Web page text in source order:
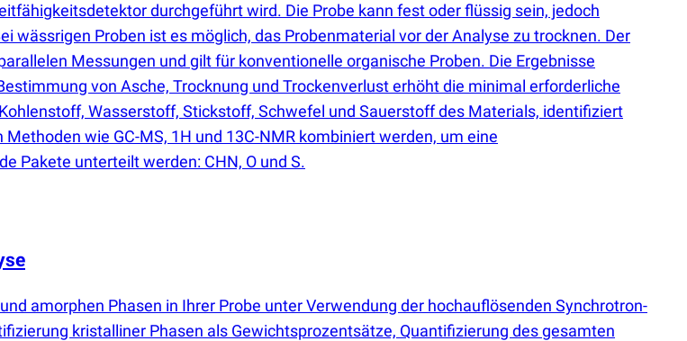
durchgeführt wird. Die Probe kann fest oder flüssig sein, jedoch
wässrigen Proben ist es möglich, das Probenmaterial vor der Analyse zu trocknen. Der
Messungen und gilt für konventionelle organische Proben. Die Ergebnisse
von Asche, Trocknung und Trockenverlust erhöht die minimal erforderliche
Wasserstoff, Stickstoff, Schwefel und Sauerstoff des Materials, identifiziert
wie GC-MS, 1H und 13C-NMR kombiniert werden, um eine
Pakete unterteilt werden: CHN, O und S.
amorphen Phasen in Ihrer Probe unter Verwendung der hochauflösenden Synchrotron-
kristalliner Phasen als Gewichtsprozentsätze, Quantifizierung des gesamten